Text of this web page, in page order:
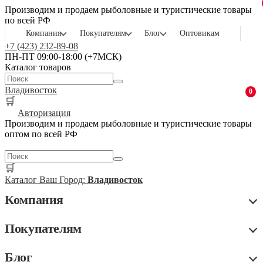
Производим и продаем рыболовные и туристические товары
по всей РФ
Компания Покупателям Блог Оптовикам
+7 (423) 232-89-08
ПН-ПТ 09:00-18:00 (+7МСК)
Каталог товаров
Владивосток
🛒
0
Авторизация
Производим и продаем рыболовные и туристические товары
оптом по всей РФ
🛒
Каталог Ваш Город: Владивосток
Компания
Покупателям
Блог